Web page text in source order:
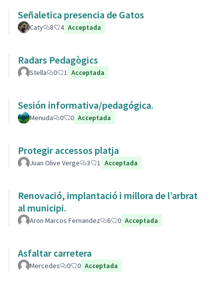
Señaletica presencia de Gatos
Caty 8 4 Acceptada
Radars Pedagògics
Stella 0 1 Acceptada
Sesión informativa/pedagógica.
Menuda 0 0 Acceptada
Protegir accessos platja
Juan Olive Verge 3 1 Acceptada
Renovació, implantació i millora de l’arbrat
al municipi.
Aron Marcos Fernandez 6 0 Acceptada
Asfaltar carretera
Mercedes 0 0 Acceptada